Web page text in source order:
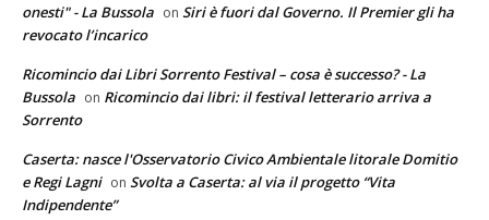
onesti" - La Bussola on Siri è fuori dal Governo. Il Premier gli ha
revocato l’incarico
Ricomincio dai Libri Sorrento Festival – cosa è successo? - La
Bussola on Ricomincio dai libri: il festival letterario arriva a
Sorrento
Caserta: nasce l'Osservatorio Civico Ambientale litorale Domitio
e Regi Lagni on Svolta a Caserta: al via il progetto “Vita
Indipendente”